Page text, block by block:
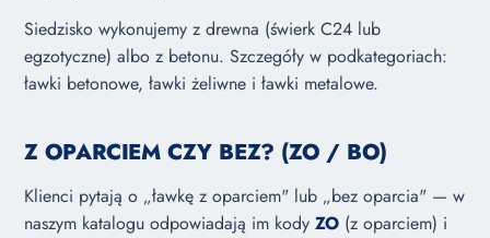
Siedzisko wykonujemy z drewna (świerk C24 lub
egzotyczne) albo z betonu. Szczegóły w podkategoriach:
ławki betonowe, ławki żeliwne i ławki metalowe.
Z OPARCIEM CZY BEZ? (ZO / BO)
Klienci pytają o „ławkę z oparciem" lub „bez oparcia" — w
naszym katalogu odpowiadają im kody ZO (z oparciem) i